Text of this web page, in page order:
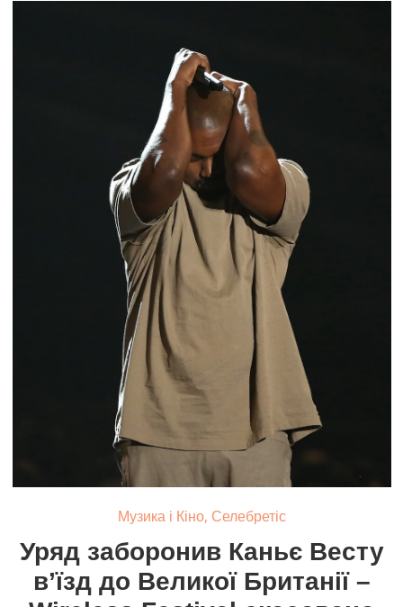
Музика і Кіно, Селебретіс
Уряд заборонив Каньє Весту
в’їзд до Великої Британії –